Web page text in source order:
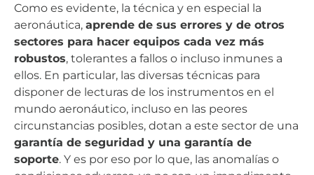
Como es evidente, la técnica y en especial la
aeronáutica, aprende de sus errores y de otros
sectores para hacer equipos cada vez más
robustos, tolerantes a fallos o incluso inmunes a
ellos. En particular, las diversas técnicas para
disponer de lecturas de los instrumentos en el
mundo aeronáutico, incluso en las peores
circunstancias posibles, dotan a este sector de una
garantía de seguridad y una garantía de
soporte. Y es por eso por lo que, las anomalías o